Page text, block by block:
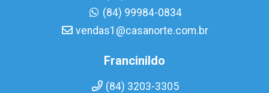
(84) 99984-0834
vendas1@casanorte.com.br
Francinildo
(84) 3203-3305